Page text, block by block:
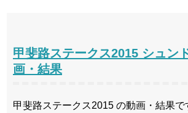
甲斐路ステークス2015 シュン
画・結果
甲斐路ステークス2015 の動画・結果で